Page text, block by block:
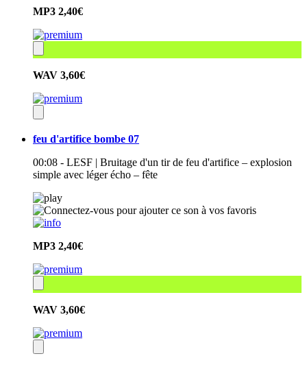
MP3 2,40€
WAV 3,60€
feu d'artifice bombe 07
00:08 - LESF | Bruitage d'un tir de feu d'artifice – explosion
simple avec léger écho – fête
MP3 2,40€
WAV 3,60€